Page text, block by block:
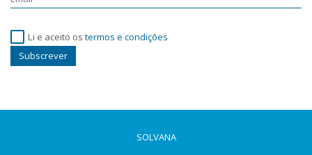
Li e aceito os termos e condições
Subscrever
SOLVANA